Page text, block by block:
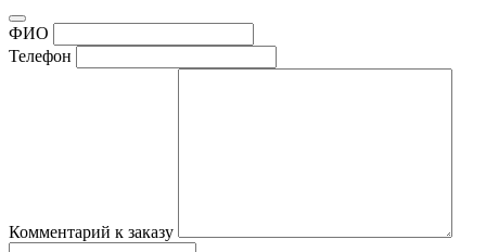
ФИО
Телефон
Комментарий к заказу